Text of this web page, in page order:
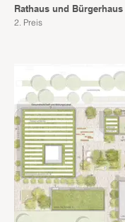
Rathaus und
2. Preis